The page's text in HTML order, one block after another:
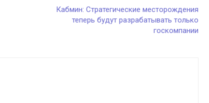
Кабмин: Стратегические месторождения
теперь будут разрабатывать только
госкомпании